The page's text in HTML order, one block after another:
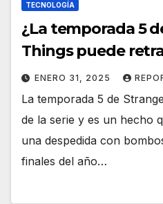
TECNOLOGÍA
¿La temporada 5
Things puede
ENERO 31, 2025
La temporada 5 de
de la serie y es un hecho
una despedida con
finales del año…